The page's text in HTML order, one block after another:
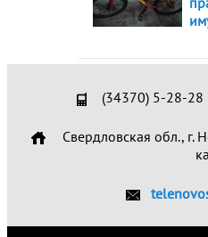
(34370) 5-28-28
Свердловская обл., г.